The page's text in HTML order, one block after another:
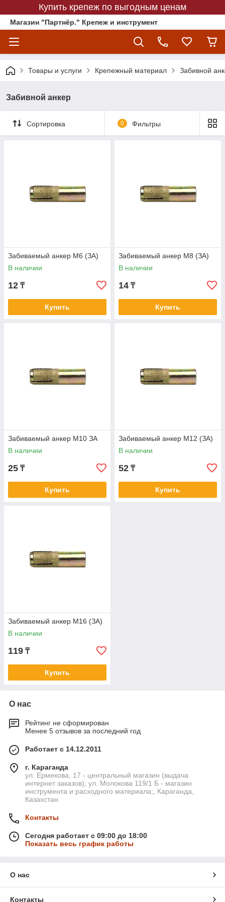
Купить крепеж по выгодным ценам
Магазин "Партнёр." Крепеж и инструмент
Товары и услуги Крепежный материал Забивной
Забивной анкер
Сортировка 0 Фильтры
Забиваемый анкер М6 (ЗА)
В наличии
12 ₸
Купить
Забиваемый анкер М8 (ЗА)
В наличии
14 ₸
Купить
Забиваемый анкер М10 ЗА
В наличии
25 ₸
Купить
Забиваемый анкер М12 (ЗА)
В наличии
52 ₸
Купить
Забиваемый анкер М16 (ЗА)
В наличии
119 ₸
Купить
О нас
Рейтинг не сформирован
Менее 5 отзывов за последний год
Работает с 14.12.2011
г. Караганда
ул. Ермекова, 17 - центральный магазин (выдача
интернет заказов); ул. Молокова 119/1 Б - магазин
инструмента и расходного материала;, Караганда,
Казахстан
Контакты
Сегодня работает с 09:00 до 18:00
Показать весь график работы
О нас
Контакты